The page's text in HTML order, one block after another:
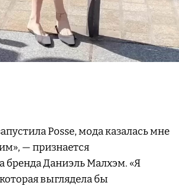
Posse, мода казалась мне
— признается
бренда Даниэль Малхэм. «Я
выглядела бы